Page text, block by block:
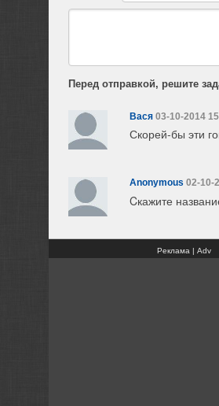
Перед отправкой, решите
Вася 03-10-2014
Скорей-бы эти
Anonymous 02-10-
Cкажите
Реклама | Adv